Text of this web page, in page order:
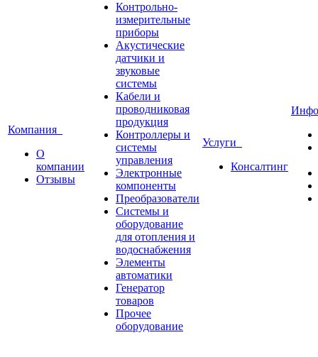
Компания
О
компании
Отзывы
Контрольно-
измерительные
приборы
Акустические
датчики и
звуковые
системы
Кабели и
проводниковая
продукция
Контроллеры и
системы
управления
Электронные
компоненты
Преобразователи
Системы и
оборудование
для отопления и
водоснабжения
Элементы
автоматики
Генератор
товаров
Прочее
оборудование
Услуги
Консалтинг